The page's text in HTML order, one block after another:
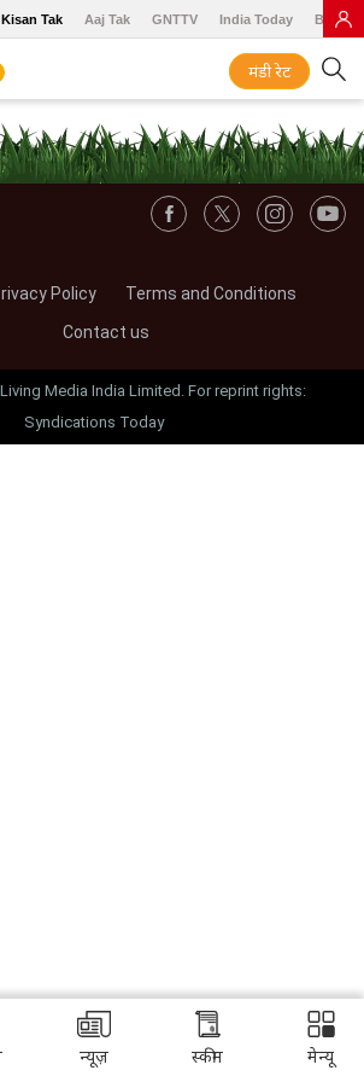
Kisan Tak Aaj Tak GNTTV India Today BT
मंडी रेट
Policy
Terms and Conditions
Contact us
Media India Limited. For reprint rights:
Syndications Today
न्यूज़ स्कीम मेन्यू